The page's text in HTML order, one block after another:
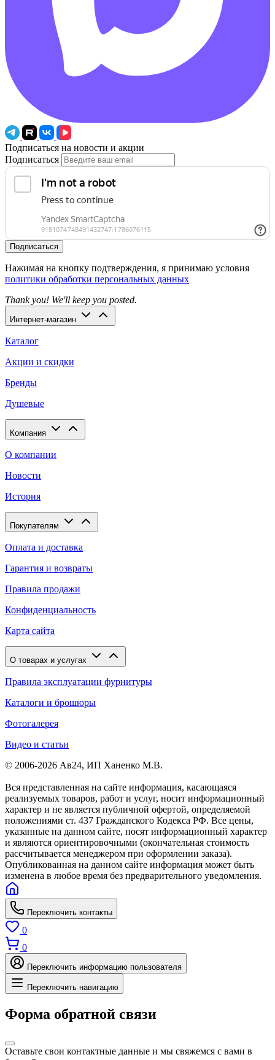
Подписаться на новости и акции
Подписаться
Подписаться
Нажимая на кнопку подтверждения, я принимаю условия
политики обработки персональных данных
Thank you! We'll keep you posted.
Интернет-магазин
Каталог
Акции и скидки
Бренды
Душевые
Компания
О компании
Новости
История
Покупателям
Оплата и доставка
Гарантия и возвраты
Правила продажи
Конфиденциальность
Карта сайта
О товарах и услугах
Правила эксплуатации фурнитуры
Каталоги и брошюры
Фотогалерея
Видео и статьи
© 2006-2026 Ав24, ИП Ханенко М.В.
Вся представленная на сайте информация, касающаяся
реализуемых товаров, работ и услуг, носит информационный
характер и не является публичной офертой, определяемой
положениями ст. 437 Гражданского Кодекса РФ. Все цены,
указанные на данном сайте, носят информационный характер
и являются ориентировочными (окончательная стоимость
рассчитывается менеджером при оформлении заказа).
Опубликованная на данном сайте информация может быть
изменена в любое время без предварительного уведомления.
Переключить контакты
0
0
Переключить информацию пользователя
Переключить навигацию
Форма обратной связи
Оставьте свои контактные данные и мы свяжемся с вами в